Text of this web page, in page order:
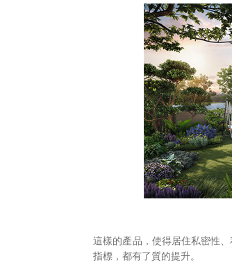
這樣的產品，使得居住私密性
指標，都有了質的提升。